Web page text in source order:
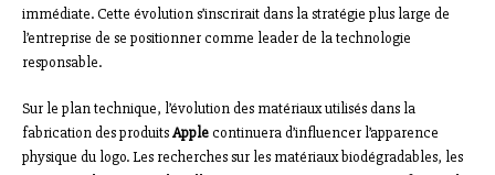
immédiate. Cette évolution s’inscrirait dans la stratégie plus large de
l’entreprise de se positionner comme leader de la technologie
responsable.
Sur le plan technique, l’évolution des matériaux utilisés dans la
fabrication des produitsApplecontinuera d’influencer l’apparence
physique du logo. Les recherches sur les matériaux biodégradables, les